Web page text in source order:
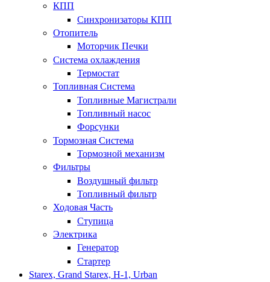
КПП
Синхронизаторы КПП
Отопитель
Моторчик Печки
Система охлаждения
Термостат
Топливная Система
Топливные Магистрали
Топливный насос
Форсунки
Тормозная Система
Тормозной механизм
Фильтры
Воздушный фильтр
Топливный фильтр
Ходовая Часть
Ступица
Электрика
Генератор
Стартер
Starex, Grand Starex, H-1, Urban